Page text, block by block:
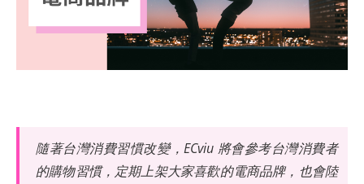
隨著台灣消費習慣改變，ECviu 將會參考台灣消費者
的購物習慣，定期上架大家喜歡的電商品牌，也會陸